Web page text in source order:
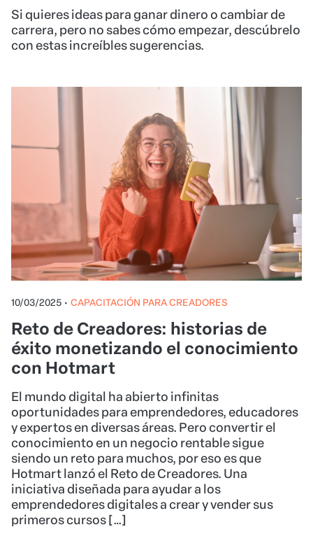
Si quieres ideas para ganar dinero o cambiar de
carrera, pero no sabes cómo empezar, descúbrelo
con estas increíbles sugerencias.
10/03/2025 • CAPACITACIÓN PARA CREADORES
Reto de Creadores: historias de
éxito monetizando el conocimiento
con Hotmart
El mundo digital ha abierto infinitas
oportunidades para emprendedores, educadores
y expertos en diversas áreas. Pero convertir el
conocimiento en un negocio rentable sigue
siendo un reto para muchos, por eso es que
Hotmart lanzó el Reto de Creadores. Una
iniciativa diseñada para ayudar a los
emprendedores digitales a crear y vender sus
primeros cursos […]